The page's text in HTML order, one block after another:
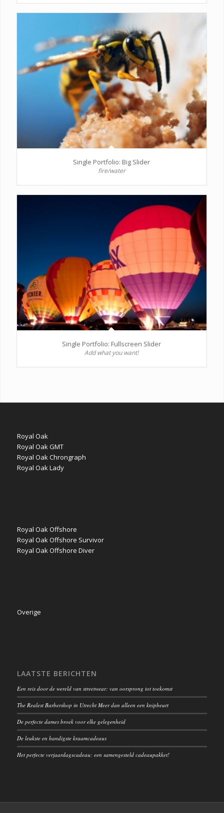
Single Portfolio: Big Slider
fire/water
Single Portfolio: Fullscreen Slider
Add what you want!
Royal Oak
Royal Oak GMT
Royal Oak Chrongraph
Royal Oak Lady
Royal Oak Offshore
Royal Oak Offshore Survivor
Royal Oak Offshore Diver
Overige
LAATSTE BERICHTEN
Een reis door de wereld van streetwear: van oorsprong tot toekomst
The Realest Barbershop in Utrecht Meer dan alleen een knipbeurt
De perfecte dames broek voor elke gelegenheid
De leukste en handigste kraamcadeaus
Het perfecte verjaardagscadeau: een samengesteld cadeaupakket!